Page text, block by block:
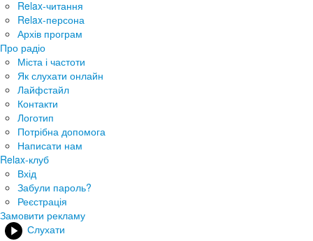
Relax-читання
Relax-персона
Архів програм
Про радіо
Міста і частоти
Як слухати онлайн
Лайфстайл
Контакти
Логотип
Потрібна допомога
Написати нам
Relax-клуб
Вхід
Забули пароль?
Реєстрація
Замовити рекламу
Слухати